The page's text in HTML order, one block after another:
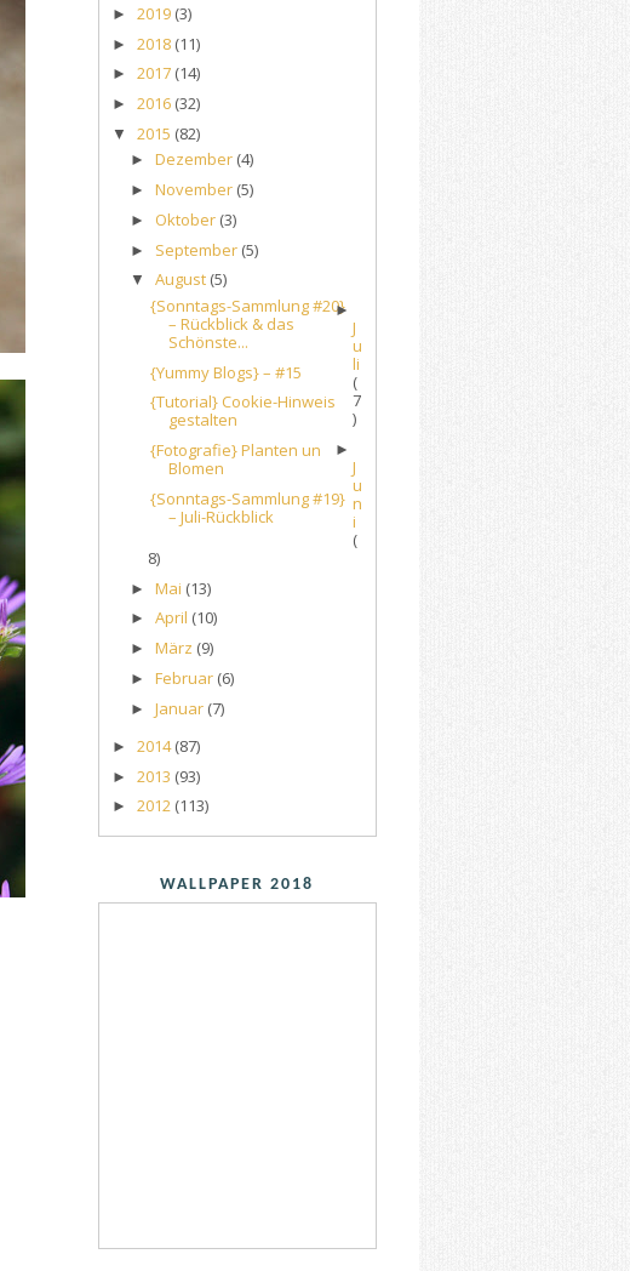
► 2019 (3)
► 2018 (11)
► 2017 (14)
► 2016 (32)
▼ 2015 (82)
►Dezember (4)
►November (5)
► Oktober (3)
► September (5)
▼August (5)
{Sonntags-Sammlung #20}
– Rückblick & das
Schönste...
{Yummy Blogs} – #15
{Tutorial} Cookie-Hinweis
gestalten
{Fotografie} Planten un
Blomen
{Sonntags-Sammlung #19}
– Juli-Rückblick
►
J
u
li
(
7
)
►
J
u
n
i
(
8)
►Mai (13)
►April (10)
►März (9)
►Februar (6)
►Januar (7)
► 2014(87)
► 2013 (93)
► 2012 (113)
WALLPAPER 2018